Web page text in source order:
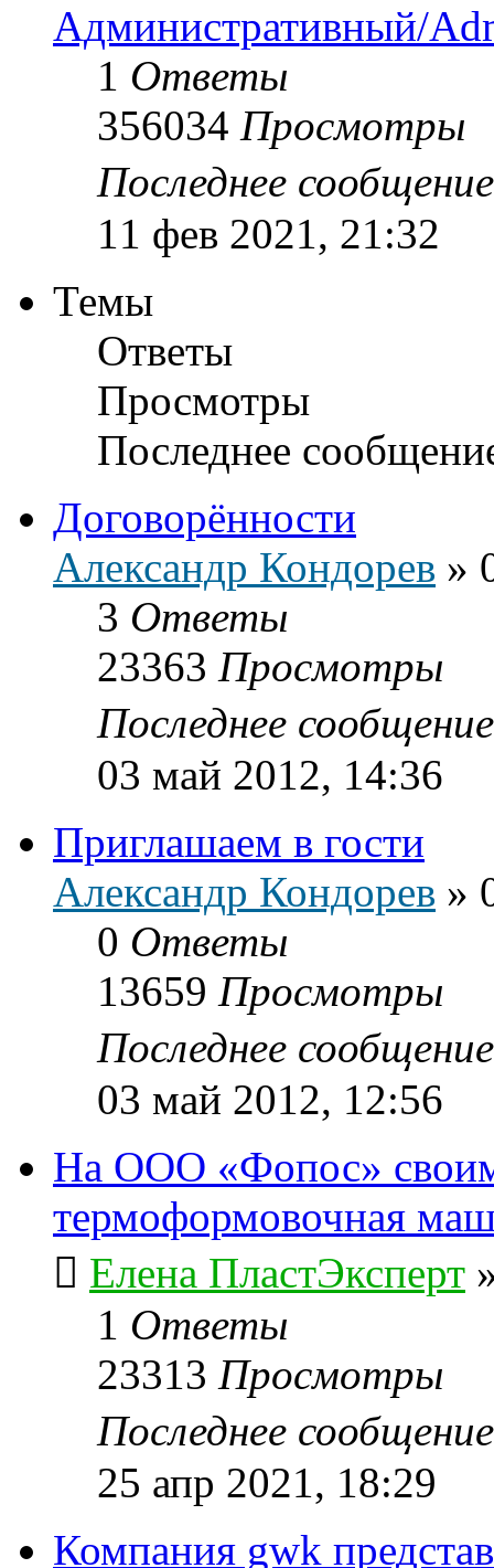
Административный/
1 Ответы
356034 Просмотры
Последнее
11 фев 2021, 21:32
Темы
Ответы
Просмотры
Последнее
Договорённости
Александр Кондорев »
3 Ответы
23363 Просмотры
Последнее
03 май 2012, 14:36
Приглашаем в гости
Александр Кондорев »
0 Ответы
13659 Просмотры
Последнее
03 май 2012, 12:56
На ООО «Фопос»
термоформовочная
Елена ПластЭксперт
1 Ответы
23313 Просмотры
Последнее
25 апр 2021, 18:29
Компания gwk